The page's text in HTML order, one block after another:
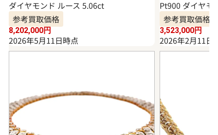
ダイヤモンド ルース 5.06ct
参考買取価格
8,202,000円
2026年5月11日時点
Pt900 ダイヤモ
参考買取価格
3,523,000円
2026年2月11日